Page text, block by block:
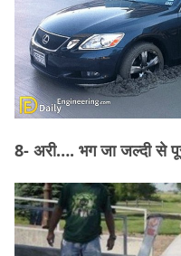
8- अरी…. भग जा जल्दी से